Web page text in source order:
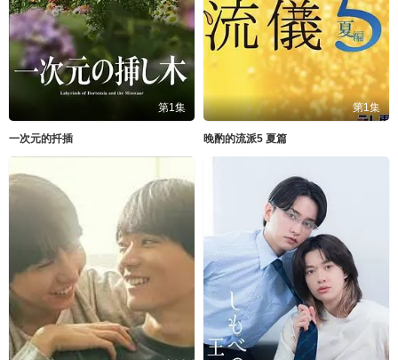
第1集
一次元的扦插
第1集
晚酌的流派5 夏篇